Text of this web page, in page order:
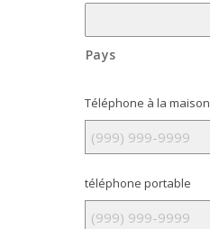
Pays
Téléphone à la maison
téléphone portable